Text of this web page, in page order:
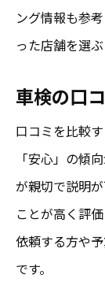
ング情報も参
った店舗を選
車検の口
口コミを比較
「安心」の傾
が親切で説明
ことが高く評
依頼する方や
です。